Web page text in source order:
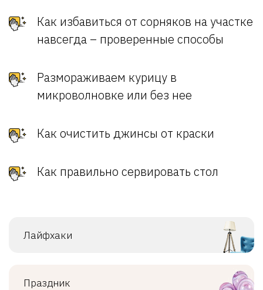
Как избавиться от сорняков на участке
навсегда – проверенные способы
Размораживаем курицу в
микроволновке или без нее
Как очистить джинсы от краски
Как правильно сервировать стол
Лайфхаки
Праздник